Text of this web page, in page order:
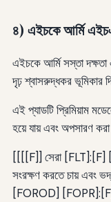
৪) এইচকে আর্মি
এইচকে আর্মি সস্তা দক্ষতা
দৃঢ় শ্বাসরুদ্ধকর ভূমিকার
এই প্যাডটি প্রিমিয়াম
হয়ে যায় এবং অপসারণ
[[[[F]] সেরা [FLT]:[F]
সংরক্ষণ করতে চায় এবং
[FOROD] [FOPR]:[F]